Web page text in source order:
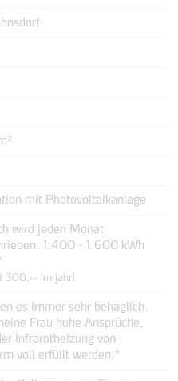
mit Photovoltaikanlage
wird jeden Monat
1.400 - 1.600 kWh
300,-- im Jahr)
es immer sehr behaglich.
Frau hohe Ansprüche,
Infrarotheizung von
voll erfüllt werden.“